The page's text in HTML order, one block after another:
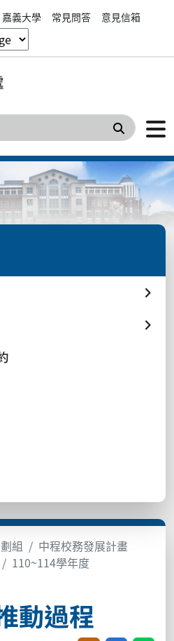
嘉義大學 常見問答
意見信箱
搜尋
組
中程校務發展計畫
110~114學年度
動過程